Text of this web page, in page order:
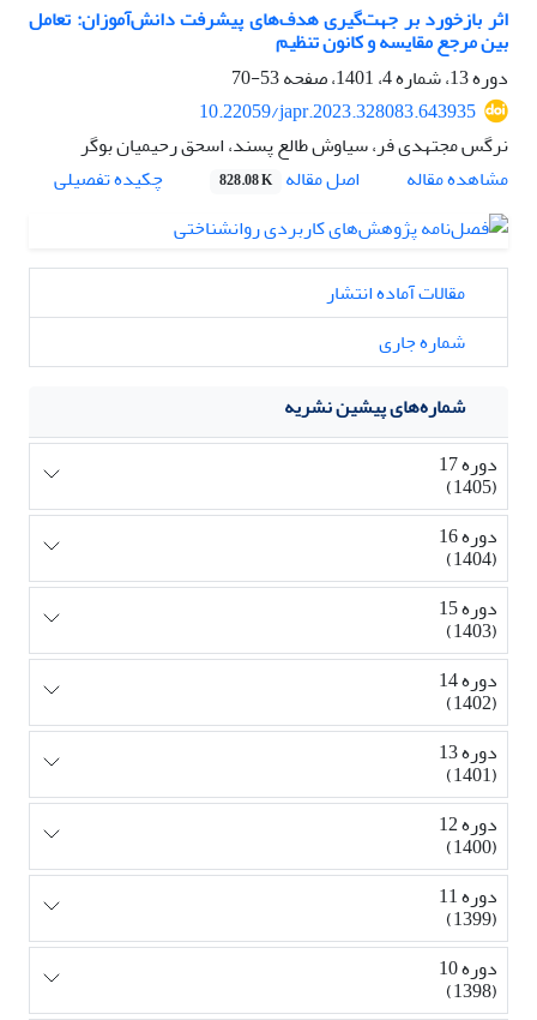
اثر بازخورد بر جهت‌گیری هدف‌های پیشرفت دانش‌آموزان: تعامل
بین مرجع مقایسه و کانون تنظیم
دوره 13، شماره 4، 1401، صفحه
53-70
10.22059/japr.2023.328083.643935
نرگس مجتهدی فر، سیاوش طالع پسند، اسحق رحیمیان بوگر
مشاهده مقاله
اصل مقاله 828.08 K چکیده تفصیلی
مقالات آماده انتشار
شماره جاری
شماره‌های پیشین نشریه
دوره 17
(1405)
دوره 16
(1404)
دوره 15
(1403)
دوره 14
(1402)
دوره 13
(1401)
دوره 12
(1400)
دوره 11
(1399)
دوره 10
(1398)